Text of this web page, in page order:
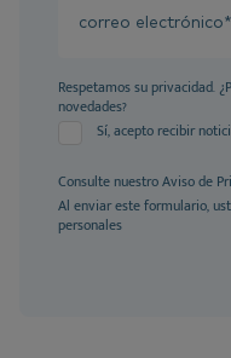
Respetamos su privacidad.
novedades?
Sí, acepto recibir
Consulte nuestroAviso de
Al enviar este formulario,
personales